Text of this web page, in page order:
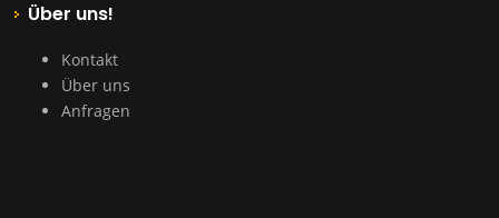
Über uns!
Kontakt
Über uns
Anfragen